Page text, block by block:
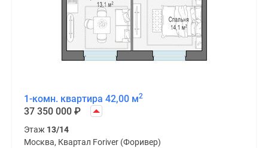
1-комн. квартира 42,00 м2
37 350 000 ₽
Этаж 13/14
Москва, Квартал Foriver (Форивер)